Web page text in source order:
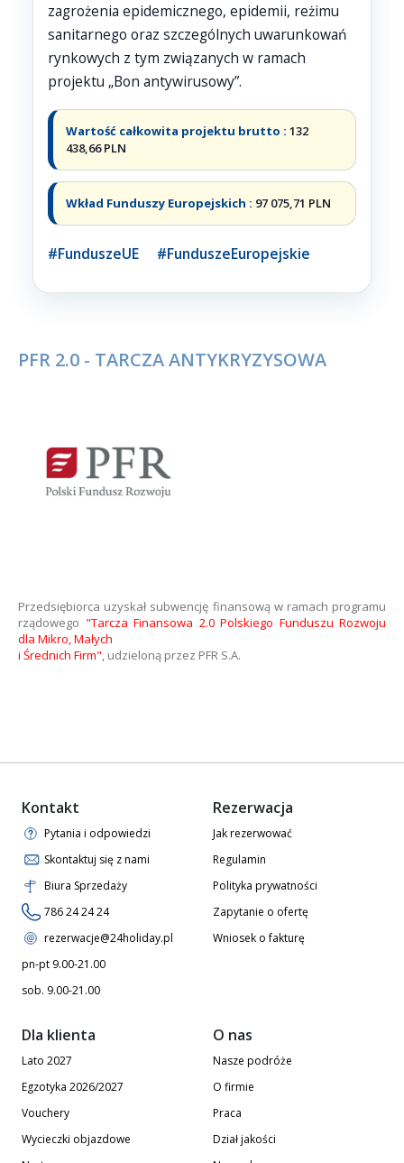
zagrożenia epidemicznego, epidemii, reżimu
sanitarnego oraz szczególnych uwarunkowań
rynkowych z tym związanych w ramach
projektu „Bon antywirusowy”.
Wartość całkowita projektu brutto : 132
438,66 PLN
Wkład Funduszy Europejskich : 97 075,71 PLN
#FunduszeUE #FunduszeEuropejskie
PFR 2.0 - TARCZA ANTYKRYZYSOWA
Przedsiębiorca uzyskał subwencję finansową w ramach programu
rządowego "Tarcza Finansowa 2.0 Polskiego Funduszu Rozwoju
dla Mikro, Małych
i Średnich Firm" , udzieloną przez PFR S.A.
Kontakt
Pytania i odpowiedzi
Skontaktuj się z nami
Biura Sprzedaży
786 24 24 24
rezerwacje@24holiday.pl
pn-pt 9.00-21.00
sob. 9.00-21.00
Rezerwacja
Jak rezerwować
Regulamin
Polityka prywatności
Zapytanie o ofertę
Wniosek o fakturę
Dla klienta
Lato 2027
Egzotyka 2026/2027
Vouchery
Wycieczki objazdowe
O nas
Nasze podróże
O firmie
Praca
Dział jakości